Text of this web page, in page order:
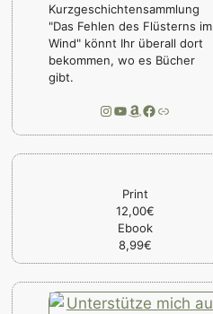
Kurzgeschichtensammlung
"Das Fehlen des Flüsterns im
Wind" könnt Ihr überall dort
bekommen, wo es Bücher
gibt.
Instagram
YouTube
Amazon
Facebook
Link
Print
12,00€
Ebook
8,99€